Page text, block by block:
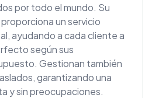
por todo el mundo. Su
un servicio
ayudando a cada cliente a
según sus
Gestionan también
garantizando una
y sin preocupaciones.